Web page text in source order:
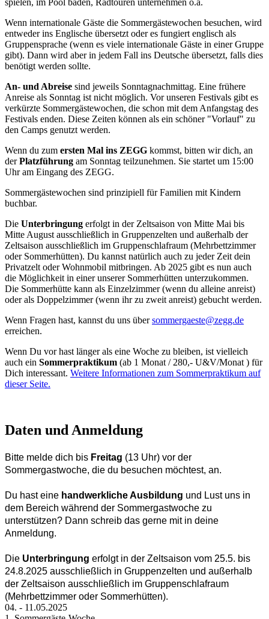
spielen, im Pool baden, Radtouren unternehmen o.ä.
Wenn internationale Gäste die Sommergästewochen besuchen, wird
entweder ins Englische übersetzt oder es fungiert englisch als
Gruppensprache (wenn es viele internationale Gäste in einer Gruppe
gibt). Dann wird aber in jedem Fall ins Deutsche übersetzt, falls dies
benötigt werden sollte.
An- und Abreise sind jeweils Sonntagnachmittag. Eine frühere
Anreise als Sonntag ist nicht möglich. Vor unseren Festivals gibt es
verkürzte Sommergästewochen, die schon mit dem Anfangstag des
Festivals enden. Diese Zeiten können als ein schöner "Vorlauf" zu
den Camps genutzt werden.
Wenn du zum ersten Mal ins ZEGG kommst, bitten wir dich, an
derPlatzführung am Sonntag teilzunehmen. Sie startet um 15:00
Uhr am Eingang des ZEGG.
Sommergästewochen sind prinzipiell für Familien mit Kindern
buchbar.
Die Unterbringung erfolgt in der Zeltsaison von Mitte Mai bis
Mitte August ausschließlich in Gruppenzelten und außerhalb der
Zeltsaison ausschließlich im Gruppenschlafraum (Mehrbettzimmer
oder Sommerhütten). Du kannst natürlich auch zu jeder Zeit dein
Privatzelt oder Wohnmobil mitbringen. Ab 2025 gibt es nun auch
die Möglichkeit in einer unserer Sommerhütten unterzukommen.
Die Sommerhütte kann als Einzelzimmer (wenn du alleine anreist)
oder als Doppelzimmer (wenn ihr zu zweit anreist) gebucht werden.
Wenn Fragen hast, kannst du uns über
erreichen.
Wenn Du vor hast länger als eine Woche zu bleiben, ist vielleich
auch ein Sommerpraktikum (ab 1 Monat / 280,- U&V/Monat ) für
Dich interessant. Weitere Informationen zum Sommerpraktikum auf
dieser Seite.
Daten und Anmeldung
Bitte melde dich bis Freitag (13 Uhr) vor der
Sommergastwoche, die du besuchen möchtest, an.
Du hast eine handwerkliche Ausbildung und Lust uns in
dem Bereich während der Sommergastwoche zu
unterstützen? Dann schreib das gerne mit in deine
Anmeldung.
Die Unterbringung erfolgt in der Zeltsaison vom 25.5. bis
24.8.2025 ausschließlich in Gruppenzelten und außerhalb
der Zeltsaison ausschließlich im Gruppenschlafraum
(Mehrbettzimmer oder Sommerhütten).
04. - 11.05.2025